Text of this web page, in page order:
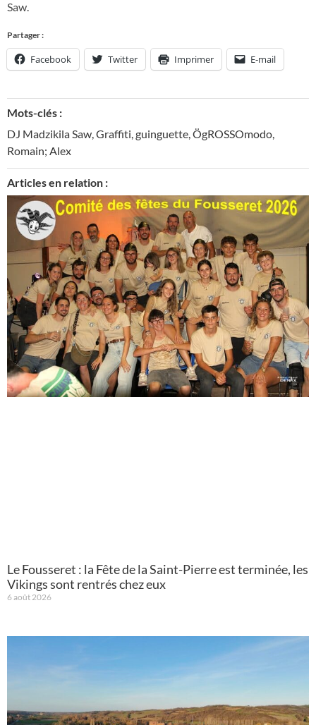
Saw.
Partager :
Facebook Twitter Imprimer E-mail
Mots-clés :
DJ Madzikila Saw,Graffiti,guinguette,ÖgROSSOmodo,
Romain; Alex
Articles en relation :
Le Fousseret : la Fête de la Saint-Pierre est terminée, les
Vikings sont rentrés chez eux
6 août 2026